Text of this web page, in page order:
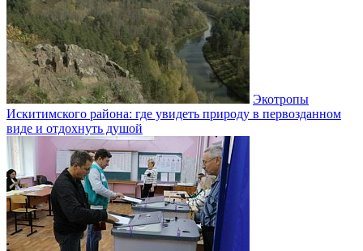
Экотропы
Искитимского района: где увидеть природу в первозданном
виде и отдохнуть душой